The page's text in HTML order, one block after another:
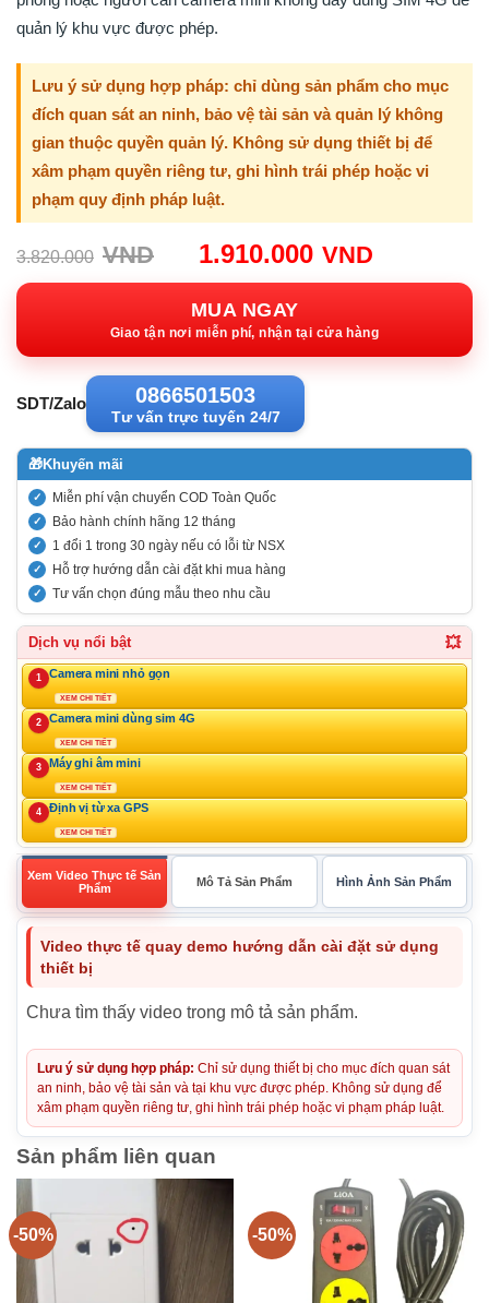
quản lý khu vực được phép.
Lưu ý sử dụng hợp pháp: chỉ dùng sản phẩm cho mục
đích quan sát an ninh, bảo vệ tài sản và quản lý không
gian thuộc quyền quản lý. Không sử dụng thiết bị để
xâm phạm quyền riêng tư, ghi hình trái phép hoặc vi
phạm quy định pháp luật.
3.820.000 VND
Giá
gốc:
3.820.000VND.
1.910.000 VND
hiện
MUA NGAY
Giao tận nơi miễn phí, nhận tại cửa hàng
SDT/Zalo 0866501503
Tư vấn trực tuyến 24/7
🎁Khuyến mãi
Miễn phí vận chuyển COD Toàn Quốc
Bảo hành chính hãng 12 tháng
1 đổi 1 trong 30 ngày nếu có lỗi từ NSX
Hỗ trợ hướng dẫn cài đặt khi mua hàng
Tư vấn chọn đúng mẫu theo nhu cầu
Dịch vụ nổi bật 💥
1 Camera mini nhỏ gọn
XEM CHI TIẾT
2 Camera mini dùng sim 4G
XEM CHI TIẾT
3 Máy ghi âm mini
XEM CHI TIẾT
4 Định vị từ xa GPS
XEM CHI TIẾT
Xem Video Thực tế Sản
Phẩm
Mô Tả Sản Phẩm Hình Ảnh Sản Phẩm
Video thực tế quay demo hướng dẫn cài đặt sử dụng
thiết bị
Chưa tìm thấy video trong mô tả sản phẩm.
Lưu ý sử dụng hợp pháp: Chỉ sử dụng thiết bị cho mục đích quan sát
an ninh, bảo vệ tài sản và tại khu vực được phép. Không sử dụng để
xâm phạm quyền riêng tư, ghi hình trái phép hoặc vi phạm pháp luật.
Sản phẩm liên quan
-50% -50%